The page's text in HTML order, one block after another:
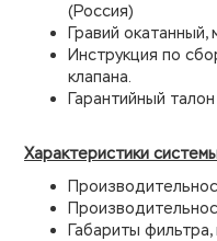
(Россия)
Гравий
Инструкция по
клапана.
Гарантийный талон
Характеристики
Габариты